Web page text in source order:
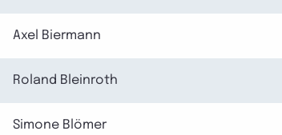
Axel Biermann
Roland Bleinroth
Simone Blömer